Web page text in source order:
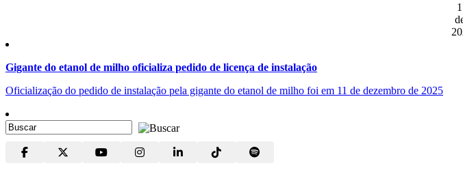
Gigante do etanol de milho oficializa pedido de licença de instalação
Oficialização do pedido de instalação pela gigante do etanol de milho foi em 11 de dezembro de 2025